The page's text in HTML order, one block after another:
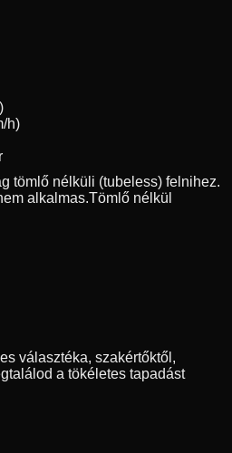
h)
tömlő nélküli (tubeless) felnihez.
alkalmas.Tömlő nélkül
választéka, szakértőktől,
a tökéletes tapadást